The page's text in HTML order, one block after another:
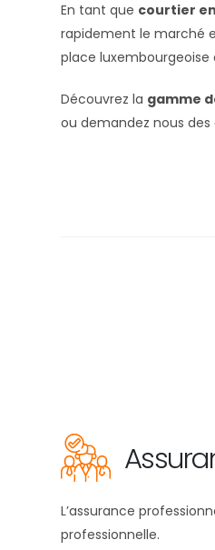
En tant que courtier
rapidement le marché
place luxembourgeoise
Découvrez la gamme
ou demandez nous des
L’assurance
professionnelle.